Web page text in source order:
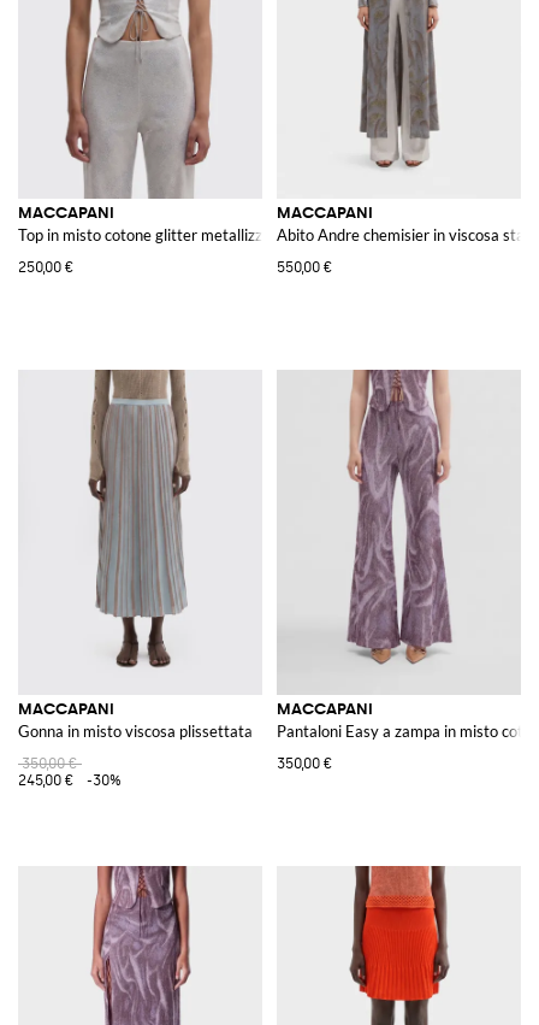
MACCAPANI
Top in misto cotone glitter metallizzato
250,00 €
MACCAPANI
Abito Andre chemisier in viscosa
550,00 €
MACCAPANI
Gonna in misto viscosa plissettata
350,00 €
245,00 €
-30%
MACCAPANI
Pantaloni Easy a zampa in misto
350,00 €